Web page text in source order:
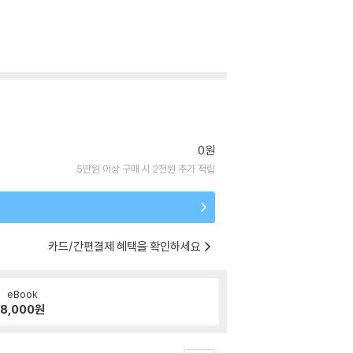
0원
5만원 이상 구매 시 2천원 추가 적립
카드/간편결제 혜택을 확인하세요
eBook
8,000원